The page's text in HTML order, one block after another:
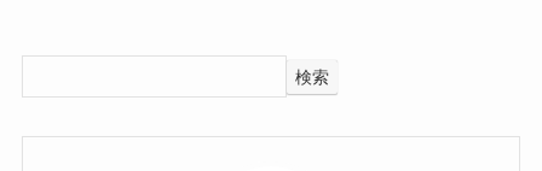
2001年にプスコフの第24中等学校を卒業
プスコフ州教育学研究所のロシア言語学部
に入学したが1年間でモスクワの演劇大学に
検索